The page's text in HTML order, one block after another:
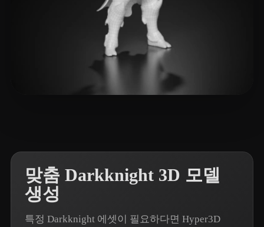
맞춤 Darkknight 3D 모델
생성
특정 Darkknight 에셋이 필요하다면 Hyper3D